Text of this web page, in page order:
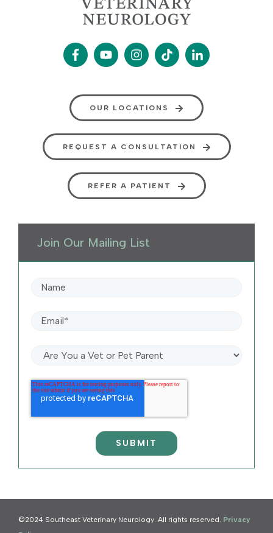
OUR LOCATIONS
REQUEST A CONSULTATION
REFER A PATIENT
Join Our Mailing List
©2024 Southeast Veterinary Neurology. All rights reserved. Privacy